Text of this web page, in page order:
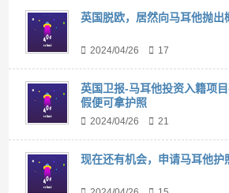
英国脱欧，居然向马耳他抛出
2024/04/26 17
英国卫报-马耳他投资入籍项
假便可拿护照
2024/04/26 21
现在还有机会，申请马耳他护